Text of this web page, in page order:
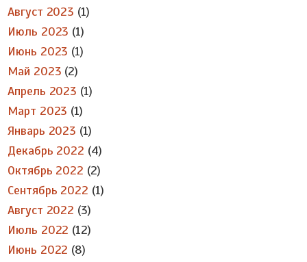
Август 2023 (1)
Июль 2023 (1)
Июнь 2023 (1)
Май 2023 (2)
Апрель 2023 (1)
Март 2023 (1)
Январь 2023 (1)
Декабрь 2022 (4)
Октябрь 2022 (2)
Сентябрь 2022 (1)
Август 2022 (3)
Июль 2022 (12)
Июнь 2022 (8)